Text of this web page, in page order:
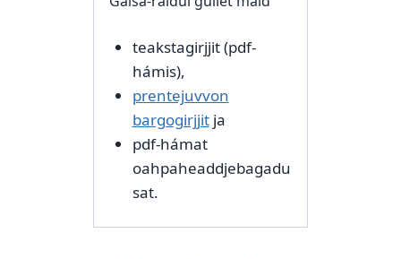
teakstagirjjit (pdf-
hámis),
prentejuvvon
bargogirjjitja
pdf-hámat
oahpaheaddjebagadu
sat.